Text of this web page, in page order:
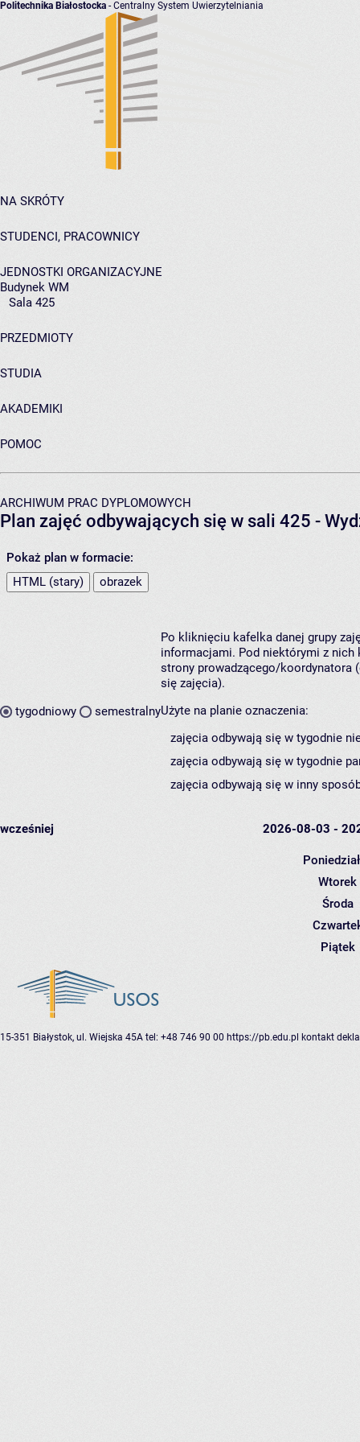
Politechnika Białostocka - Centralny System Uwierzytelniania
NA SKRÓTY
STUDENCI, PRACOWNICY
JEDNOSTKI ORGANIZACYJNE
Budynek WM
Sala 425
PRZEDMIOTY
STUDIA
AKADEMIKI
POMOC
ARCHIWUM PRAC DYPLOMOWYCH
Plan zajęć odbywających się w sali 425 -
Pokaż plan w formacie:
HTML (stary)
obrazek
tygodniowy semestralny
Po kliknięciu kafelka danej grupy
informacjami. Pod niektórymi z nich
strony prowadzącego/koordynatora
się zajęcia).
Użyte na planie oznaczenia:
zajęcia odbywają się w tygodnie
zajęcia odbywają się w tygodnie
zajęcia odbywają się w inny
wcześniej 2026-08-03 -
Wtorek
Środa
Piątek
15-351 Białystok, ul. Wiejska 45A tel: +48 746 90 00 https://pb.edu.pl kontakt